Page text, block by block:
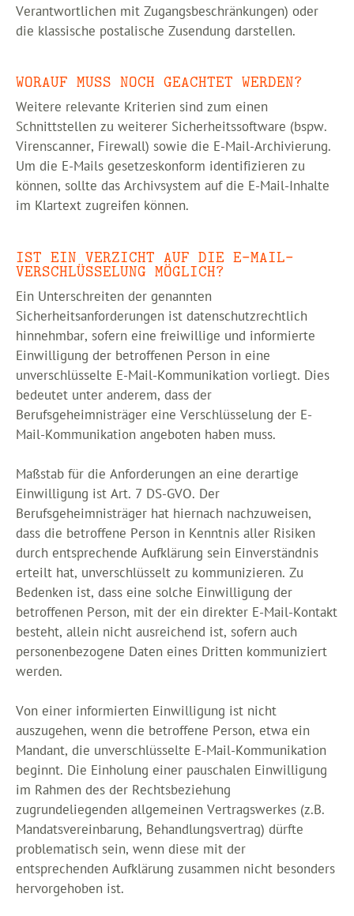
Verantwortlichen mit Zugangsbeschränkungen) oder
die klassische postalische Zusendung darstellen.
WORAUF MUSS NOCH GEACHTET WERDEN?
Weitere relevante Kriterien sind zum einen
Schnittstellen zu weiterer Sicherheitssoftware (bspw.
Virenscanner, Firewall) sowie die E-Mail-Archivierung.
Um die E-Mails gesetzeskonform identifizieren zu
können, sollte das Archivsystem auf die E-Mail-Inhalte
im Klartext zugreifen können.
IST EIN VERZICHT AUF DIE E-MAIL-
VERSCHLÜSSELUNG MÖGLICH?
Ein Unterschreiten der genannten
Sicherheitsanforderungen ist datenschutzrechtlich
hinnehmbar, sofern eine freiwillige und informierte
Einwilligung der betroffenen Person in eine
unverschlüsselte E-Mail-Kommunikation vorliegt. Dies
bedeutet unter anderem, dass der
Berufsgeheimnisträger eine Verschlüsselung der E-
Mail-Kommunikation angeboten haben muss.
Maßstab für die Anforderungen an eine derartige
Einwilligung ist Art. 7 DS-GVO. Der
Berufsgeheimnisträger hat hiernach nachzuweisen,
dass die betroffene Person in Kenntnis aller Risiken
durch entsprechende Aufklärung sein Einverständnis
erteilt hat, unverschlüsselt zu kommunizieren. Zu
Bedenken ist, dass eine solche Einwilligung der
betroffenen Person, mit der ein direkter E-Mail-Kontakt
besteht, allein nicht ausreichend ist, sofern auch
personenbezogene Daten eines Dritten kommuniziert
werden.
Von einer informierten Einwilligung ist nicht
auszugehen, wenn die betroffene Person, etwa ein
Mandant, die unverschlüsselte E-Mail-Kommunikation
beginnt. Die Einholung einer pauschalen Einwilligung
im Rahmen des der Rechtsbeziehung
zugrundeliegenden allgemeinen Vertragswerkes (z.B.
Mandatsvereinbarung, Behandlungsvertrag) dürfte
problematisch sein, wenn diese mit der
entsprechenden Aufklärung zusammen nicht besonders
hervorgehoben ist.